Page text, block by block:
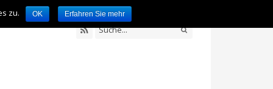
zu. OK Erfahren Sie mehr